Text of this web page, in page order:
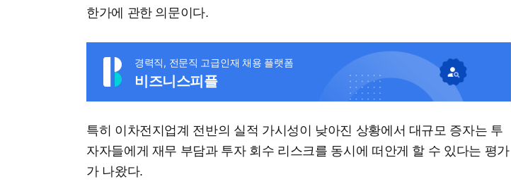
한가에 관한 의문이다.
경력직, 전문직 고급인재 채용 플랫폼
비즈니스피플
특히 이차전지업계 전반의 실적 가시성이 낮아진 상황에서 대규모 증자는 투
자자들에게 재무 부담과 투자 회수 리스크를 동시에 떠안게 할 수 있다는 평가
가 나왔다.